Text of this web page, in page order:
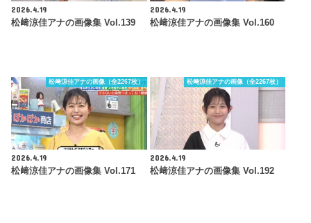
2026.4.19
松﨑涼佳アナの画像集 Vol.139
2026.4.19
松﨑涼佳アナの画像集 Vol.160
松﨑涼佳アナの画像（全2267枚）
2026.4.19
松﨑涼佳アナの画像集 Vol.171
松﨑涼佳アナの画像（全2267枚）
2026.4.19
松﨑涼佳アナの画像集 Vol.192